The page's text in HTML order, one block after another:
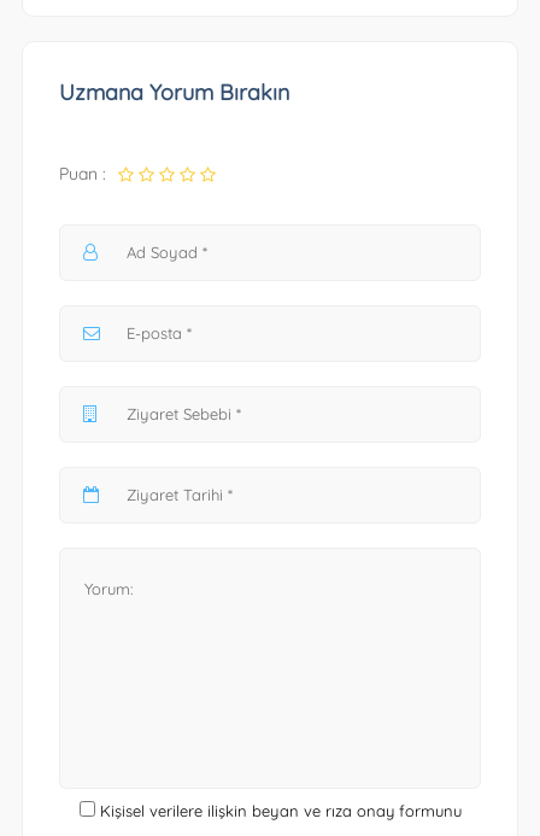
Uzmana Yorum Bırakın
Puan :
Kişisel verilere ilişkin beyan ve rıza onay formunu